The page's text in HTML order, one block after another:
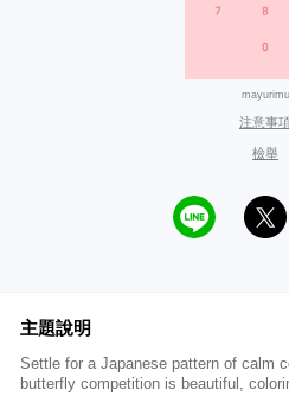
mayurimu
注意事項
檢舉
主題說明
Settle for a Japanese pattern of calm
butterfly competition is beautiful,